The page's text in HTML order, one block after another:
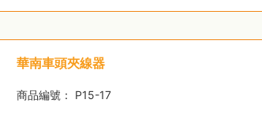
華南車頭夾線器
商品編號： P15-17